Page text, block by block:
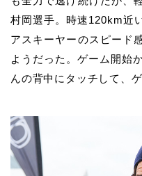
村岡選手。時速120km近
アスキーヤーのスピード
ようだった。ゲーム開始
んの背中にタッチして、